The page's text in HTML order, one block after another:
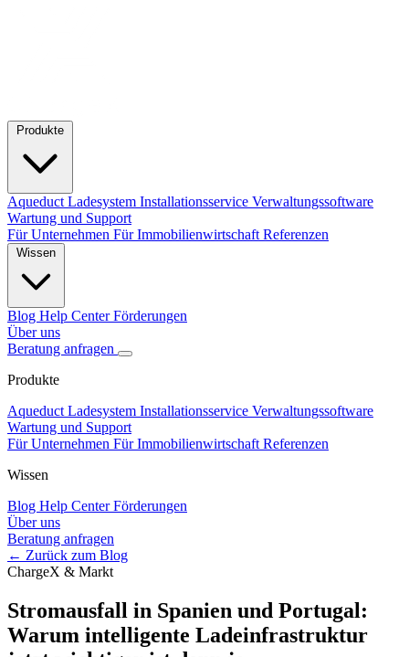
Aqueduct Ladesystem Installationsservice Verwaltungssoftware
Wartung und Support
Für Unternehmen Für Immobilienwirtschaft Referenzen
Blog Help CenterFörderungen
Über uns
Beratung anfragen
Produkte
Aqueduct Ladesystem Installationsservice Verwaltungssoftware
Wartung und Support
Für Unternehmen Für Immobilienwirtschaft Referenzen
Wissen
Blog Help CenterFörderungen
Über uns
Beratung anfragen
← Zurück zum Blog
ChargeX & Markt
Stromausfall in Spanien und Portugal:
Warum intelligente Ladeinfrastruktur